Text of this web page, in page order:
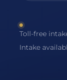
Toll-free
Intake